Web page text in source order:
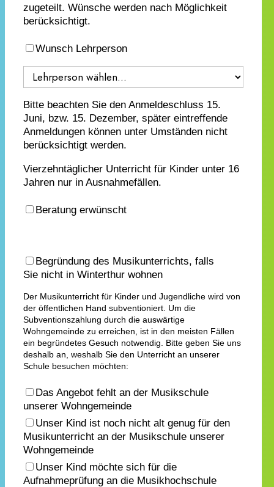
zugeteilt. Wünsche werden nach Möglichkeit
berücksichtigt.
Wunsch Lehrperson
Bitte beachten Sie den Anmeldeschluss 15.
Juni, bzw. 15. Dezember, später eintreffende
Anmeldungen können unter Umständen nicht
berücksichtigt werden.
Vierzehntäglicher Unterricht für Kinder unter 16
Jahren nur in Ausnahmefällen.
Beratung erwünscht
Begründung des Musikunterrichts, falls
Sie nicht in Winterthur wohnen
Der Musikunterricht für Kinder und Jugendliche wird von
der öffentlichen Hand subventioniert. Um die
Subventionszahlung durch die auswärtige
Wohngemeinde zu erreichen, ist in den meisten Fällen
ein begründetes Gesuch notwendig. Bitte geben Sie uns
deshalb an, weshalb Sie den Unterricht an unserer
Schule besuchen möchten:
Das Angebot fehlt an der Musikschule
unserer Wohngemeinde
Unser Kind ist noch nicht alt genug für den
Musikunterricht an der Musikschule unserer
Wohngemeinde
Unser Kind möchte sich für die
Aufnahmeprüfung an die Musikhochschule